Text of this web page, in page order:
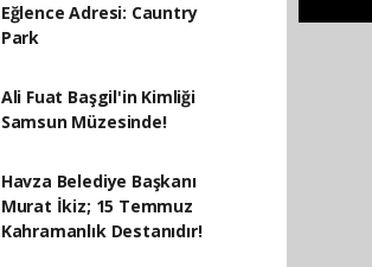
Eğlence Adresi: Cauntry
Park
Ali Fuat Başgil'in Kimliği
Samsun Müzesinde!
Havza Belediye Başkanı
Murat İkiz; 15 Temmuz
Kahramanlık Destanıdır!